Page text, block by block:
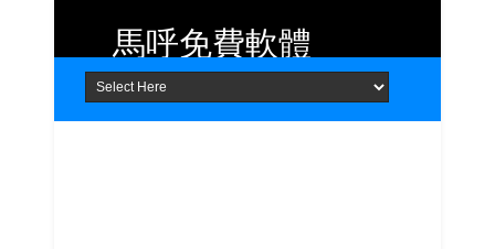
Home About Contact
馬呼免費軟體
提供 Android、iOS 好用的手機應用
程式及 Windows 免費軟體